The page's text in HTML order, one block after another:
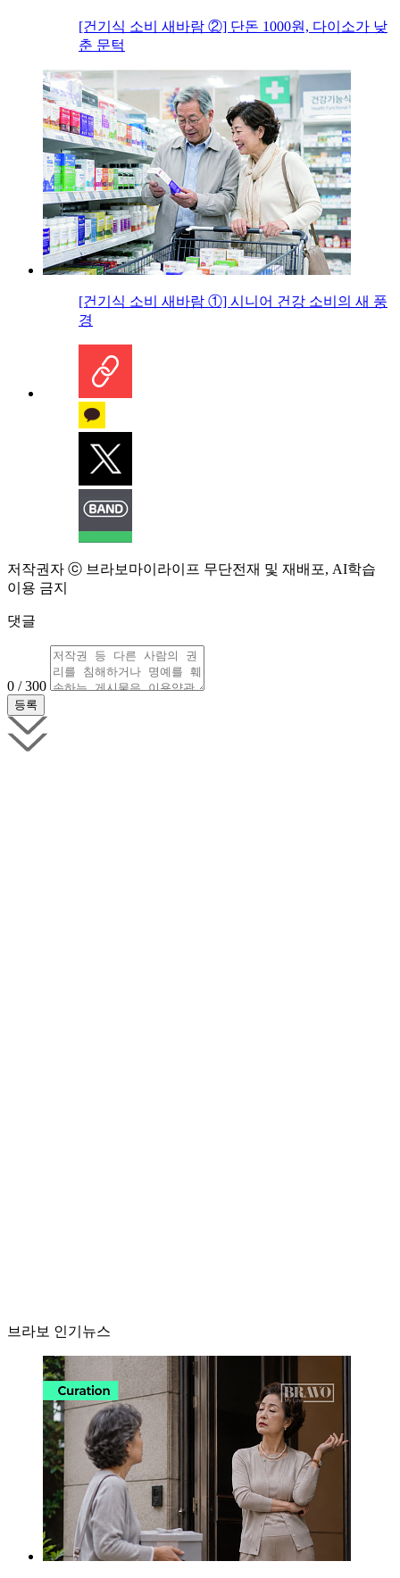
[건기식 소비 새바람 ②] 단돈 1000원, 다이소가 낮
춘 문턱
[건기식 소비 새바람 ①] 시니어 건강 소비의 새 풍
경
저작권자 ⓒ 브라보마이라이프 무단전재 및 재배포, AI학습
이용 금지
댓글
0 / 300
브라보 인기뉴스